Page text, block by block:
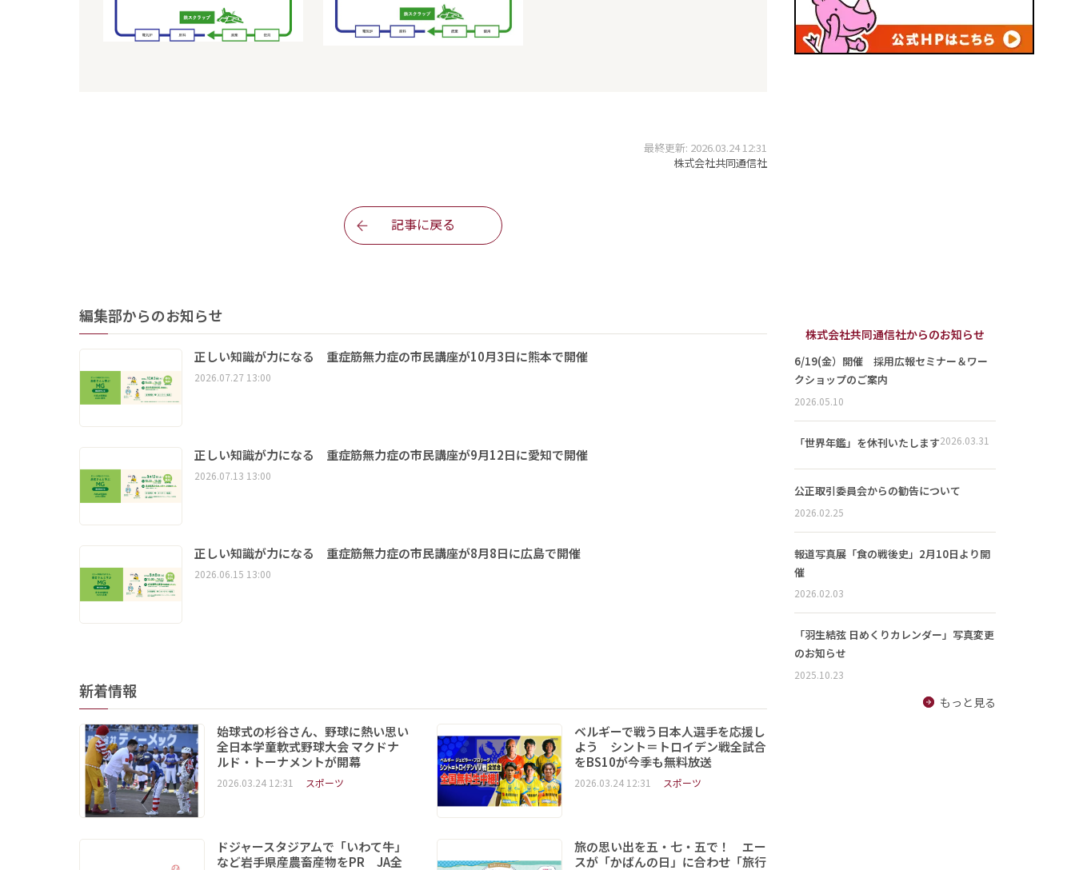
最終更新: 2026.03.24 12:31
株式会社共同通信社
記事に戻る
編集部からのお知らせ
正しい知識が力になる 重症筋無力症の市民講座が10月3日に熊本で開催
2026.07.27 13:00
正しい知識が力になる 重症筋無力症の市民講座が9月12日に愛知で開催
2026.07.13 13:00
正しい知識が力になる 重症筋無力症の市民講座が8月8日に広島で開催
2026.06.15 13:00
新着情報
始球式の杉谷さん、野球に熱い思い
全日本学童軟式野球大会 マクドナ
ルド・トーナメントが開幕
2026.03.24 12:31 スポーツ
ベルギーで戦う日本人選手を応援し
よう シント＝トロイデン戦全試合
をBS10が今季も無料放送
2026.03.24 12:31 スポーツ
ドジャースタジアムで「いわて牛」
など岩手県産農畜産物をPR JA全
旅の思い出を五・七・五で！ エー
スが「かばんの日」に合わせ「旅行
株式会社共同通信社からのお知らせ
6/19(金）開催 採用広報セミナー＆ワー
クショップのご案内
2026.05.10
「世界年鑑」を休刊いたします2026.03.31
公正取引委員会からの勧告について
2026.02.25
報道写真展「食の戦後史」2月10日より開
催
2026.02.03
「羽生結弦 日めくりカレンダー」写真変更
のお知らせ
2025.10.23
もっと見る